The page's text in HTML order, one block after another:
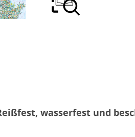
wasserfest und